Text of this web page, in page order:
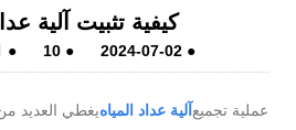
كيفية تثبيت آلية
●
2024-07-02
●
10
●
عملية تجميع آلية عداد المياهيغطي العديد